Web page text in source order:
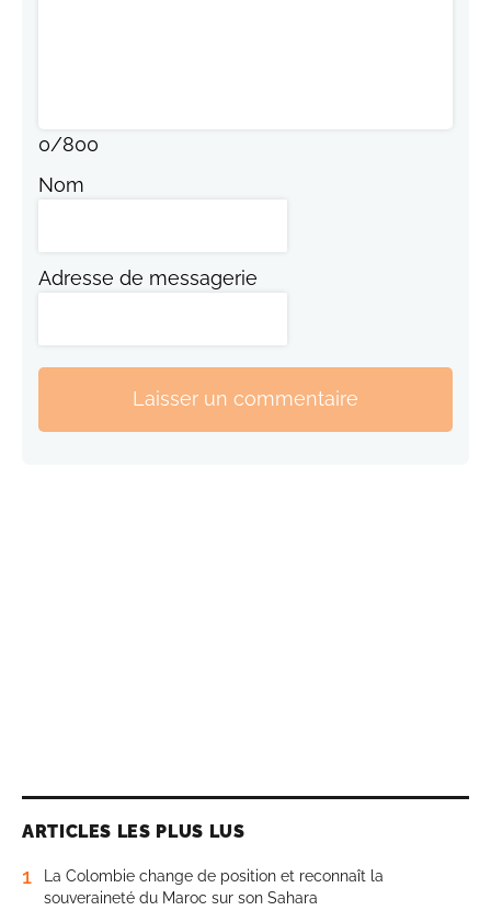
0/800
Nom
Adresse de messagerie
Laisser un commentaire
ARTICLES LES PLUS LUS
1
La Colombie change de position et reconnaît la
souveraineté du Maroc sur son Sahara